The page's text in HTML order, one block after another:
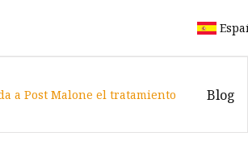
a Post Malone el tratamiento
Blog